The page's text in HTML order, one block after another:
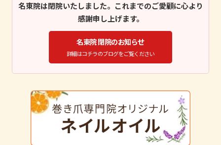
名東院は閉院いたしました。これまでのご愛顧に心より
感謝申し上げます。
名東院 閉院のお知らせ
詳細はコチラのブログをご覧ください